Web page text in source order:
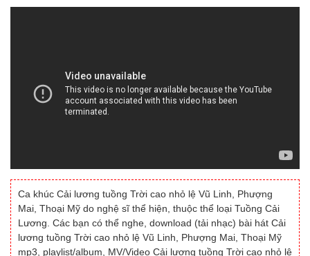
Ca khúc Cải lương tuồng Trời cao nhỏ lệ Vũ Linh, Phượng
Mai, Thoại Mỹ do nghệ sĩ thể hiện, thuộc thể loại Tuồng Cải
Lương. Các bạn có thể nghe, download (tải nhạc) bài hát Cải
lương tuồng Trời cao nhỏ lệ Vũ Linh, Phượng Mai, Thoại Mỹ
mp3, playlist/album, MV/Video Cải lương tuồng Trời cao nhỏ lệ